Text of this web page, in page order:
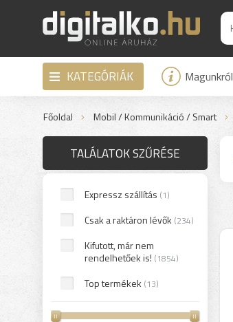
KATEGÓRIÁK Magunkról
Főoldal Mobil / Kommunikáció / Smart
TALÁLATOK SZŰRÉSE
Expressz szállítás (1)
Csak a raktáron lévők (234)
Kifutott, már nem
rendelhetőek is! (1854)
Top termékek (13)
>